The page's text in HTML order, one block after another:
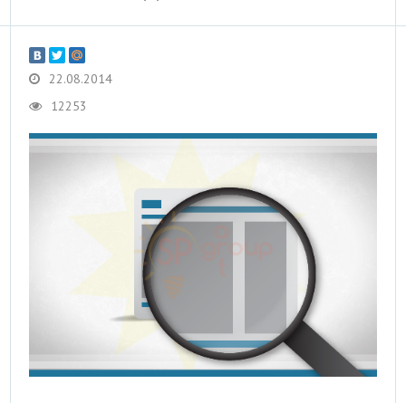
22.08.2014
12253